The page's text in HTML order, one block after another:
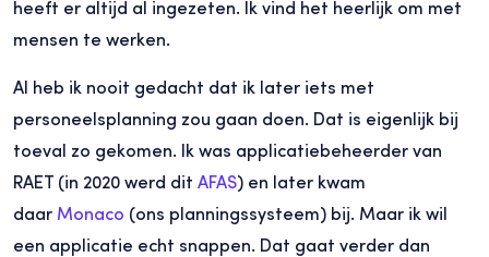
heeft er altijd al ingezeten. Ik vind het heerlijk om met
mensen te werken.
Al heb ik nooit gedacht dat ik later iets met
personeelsplanning zou gaan doen. Dat is eigenlijk bij
toeval zo gekomen. Ik was applicatiebeheerder van
RAET (in 2020 werd dit AFAS) en later kwam
daar Monaco (ons planningssysteem) bij. Maar ik wil
een applicatie echt snappen. Dat gaat verder dan